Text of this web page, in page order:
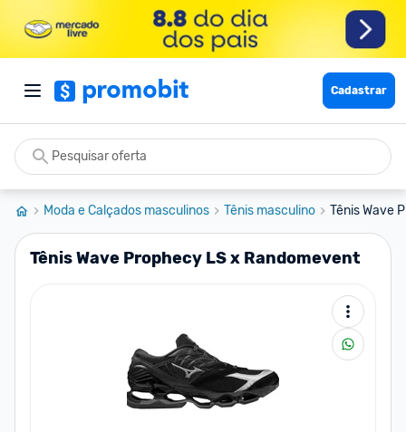
Cadastrar
Moda e Calçados masculinos Tênis masculino Tênis Wave
Tênis Wave Prophecy LS x Randomevent